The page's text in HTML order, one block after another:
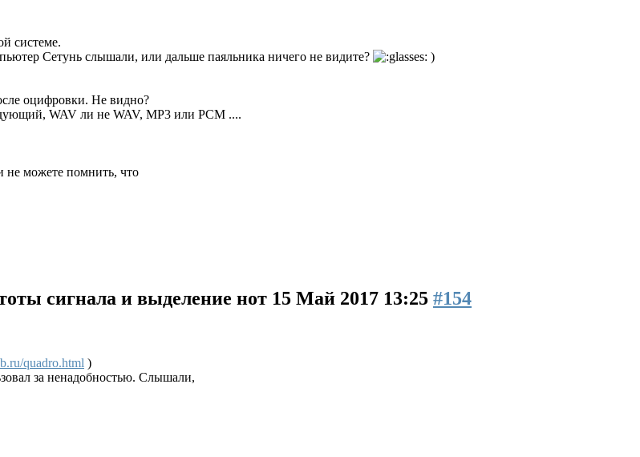
системе.
Сетунь слышали, или дальше паяльника ничего не видите?
)
оцифровки. Не видно?
WAV ли не WAV, MP3 или РСМ ....
не можете помнить, что
сигнала и выделение нот 15 Май 2017 13:25 #154
quadro.html )
за ненадобностью. Слышали,